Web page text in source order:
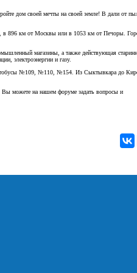
дом своей мечты на своей земле! В дали от
в 896 км от Москвы или в 1053 км от Печоры.
магазины, а также действующая
электроэнергии и газу.
автобусы №109, №110, №154. Из Сыктывкара до
Вы можете на нашем форуме задать вопросы и